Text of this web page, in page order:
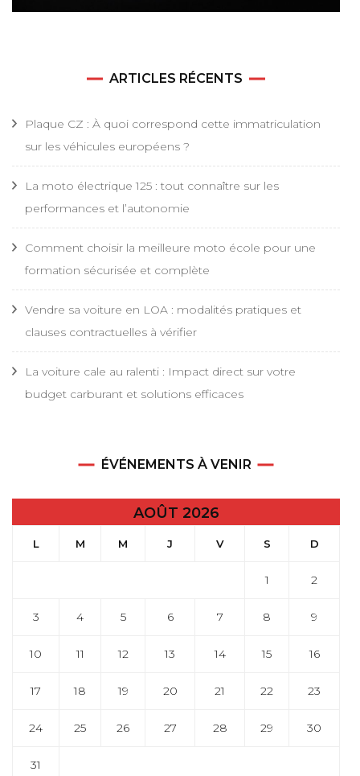
ARTICLES RÉCENTS
Plaque CZ : À quoi correspond cette immatriculation
sur les véhicules européens ?
La moto électrique 125 : tout connaître sur les
performances et l’autonomie
Comment choisir la meilleure moto école pour une
formation sécurisée et complète
Vendre sa voiture en LOA : modalités pratiques et
clauses contractuelles à vérifier
La voiture cale au ralenti : Impact direct sur votre
budget carburant et solutions efficaces
ÉVÉNEMENTS À VENIR
AOÛT 2026
L M M J V S D
1 2
3 4 5 6 7 8 9
10 11 12 13 14 15 16
17 18 19 20 21 22 23
24 25 26 27 28 29 30
31